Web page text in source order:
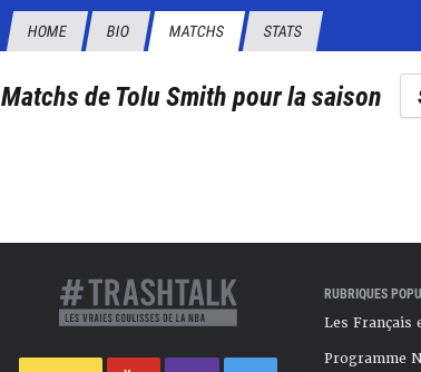
HOME BIO MATCHS STATS
Matchs deTolu Smithpour la saison
RUBRIQUES
Les Français
Programme